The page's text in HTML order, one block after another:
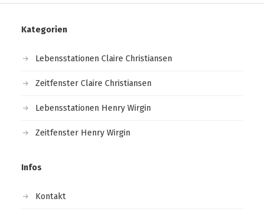
Kategorien
Lebensstationen Claire Christiansen
Zeitfenster Claire Christiansen
Lebensstationen Henry Wirgin
Zeitfenster Henry Wirgin
Infos
Kontakt